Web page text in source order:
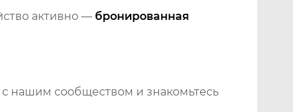
активно — бронированная
нашим сообществом и знакомьтесь